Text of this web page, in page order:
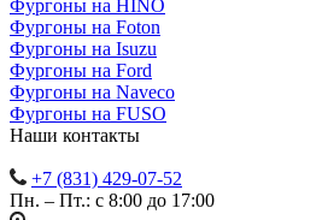
Фургоны на HINO
Фургоны на Foton
Фургоны на Isuzu
Фургоны на Ford
Фургоны на Naveco
Фургоны на FUSO
Наши контакты
+7 (831) 429-07-52
Пн. – Пт.: с 8:00 до 17:00